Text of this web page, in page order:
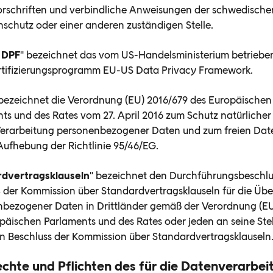
und verbindliche Anweisungen der
oder einer anderen zuständigen Stelle.
" bezeichnet das vom US-Handelsministerium
EU-US Data Privacy Framework.
die Verordnung (EU) 2016/679 des Europäischen
und des Rates vom 27. April 2016 zum Schutz
personenbezogener Daten und zum freien
der Richtlinie 95/46/EG.
" bezeichnet den
der Kommission über Standardvertragsklauseln für die
Daten in Drittländer gemäß der Verordnung
Parlaments und des Rates oder jeden an seine
Beschluss der Kommission über Standardvertragsklauseln.
und Pflichten des für die